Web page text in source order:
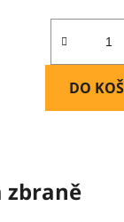
DO
zbraně